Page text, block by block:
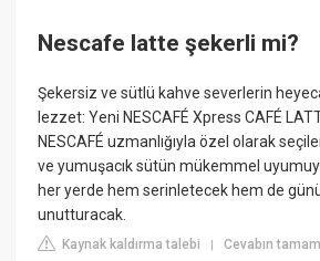
Nescafe latte şekerli mi?
Şekersiz ve sütlü kahve severlerin
lezzet: Yeni NESCAFÉ Xpress CAFÉ
NESCAFÉ uzmanlığıyla özel olarak
ve yumuşacık sütün mükemmel
her yerde hem serinletecek hem de
unutturacak.
Kaynak kaldırma talebi |Cevabın